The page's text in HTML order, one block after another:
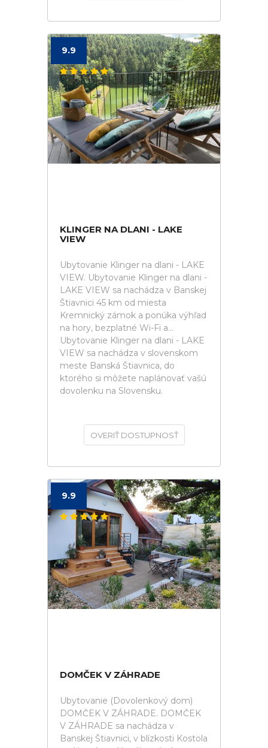
9.9
KLINGER NA DLANI - LAKE
VIEW
Ubytovanie Klinger na dlani - LAKE
VIEW. Ubytovanie Klinger na dlani -
LAKE VIEW sa nachádza v Banskej
Štiavnici 45 km od miesta
Kremnický zámok a ponúka výhľad
na hory, bezplatné Wi-Fi a...
Ubytovanie Klinger na dlani - LAKE
VIEW sa nachádza v slovenskom
meste Banská Štiavnica, do
ktorého si môžete naplánovať vašú
dovolenku na Slovensku.
OVERIŤ DOSTUPNOSŤ
9.9
DOMČEK V ZÁHRADE
Ubytovanie (Dovolenkový dom)
DOMČEK V ZÁHRADE. DOMČEK
V ZÁHRADE sa nachádza v
Banskej Štiavnici, v blízkosti Kostola